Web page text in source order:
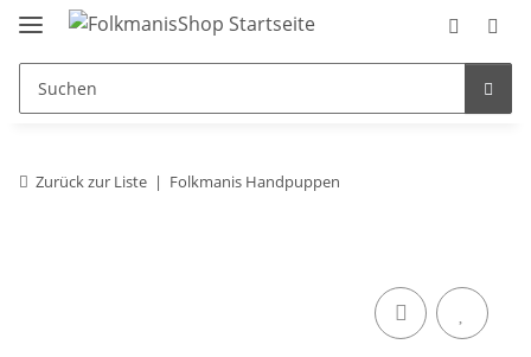
Zurück zur Liste Folkmanis Handpuppen